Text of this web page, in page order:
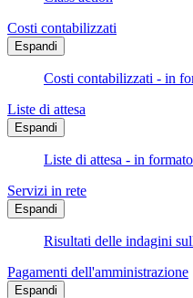
Costi contabilizzati
Espandi
Costi contabilizzati - in
Liste di attesa
Espandi
Liste di attesa - in
Servizi in rete
Espandi
Risultati delle indagini
Pagamenti dell'amministrazione
Espandi